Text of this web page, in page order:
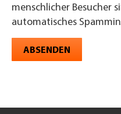
menschlicher Besucher
automatisches
ABSENDEN